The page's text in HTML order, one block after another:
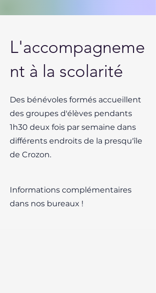
L'accompagneme
nt à la scolarité
Des bénévoles formés accueillent
des groupes d'élèves pendants
1h30 deux fois par semaine dans
différents endroits de la presqu'île
de Crozon.
Informations complémentaires
dans nos bureaux !